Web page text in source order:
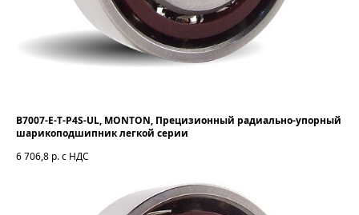
B7007-E-T-P4S-UL, MONTON, Прецизионный радиально-упорный
шарикоподшипник легкой серии
6 706,8 р. с НДС